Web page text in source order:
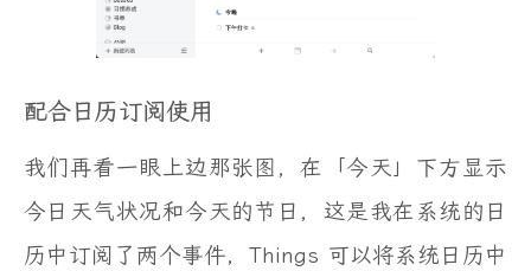
配合日历订阅使用
我们再看一眼上边那张图，在「今天」下方显示
今日天气状况和今天的节日，这是我在系统的日
历中订阅了两个事件，Things 可以将系统日历中